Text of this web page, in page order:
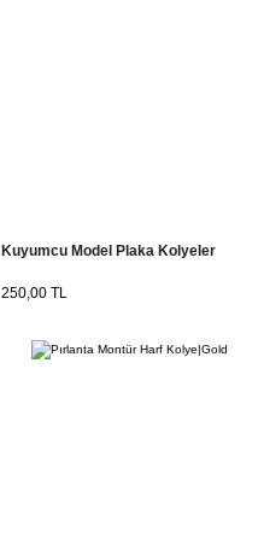
Kuyumcu Model Plaka Kolyeler
250,00 TL